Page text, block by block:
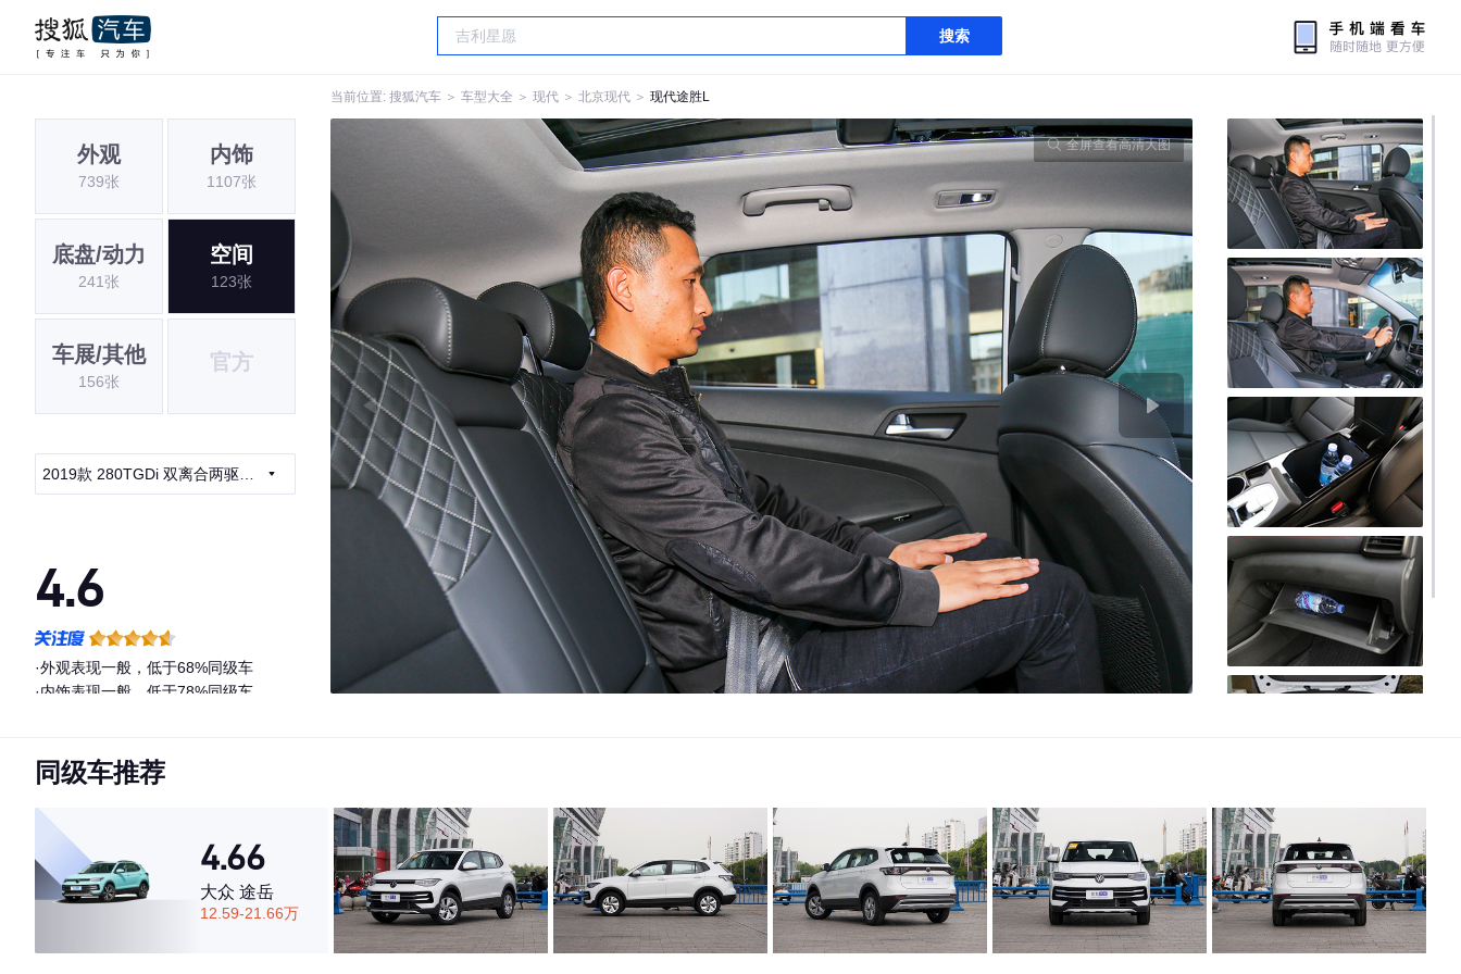
搜索
当前位置: 搜狐汽车 ＞ 车型大全 ＞ 现代 ＞ 北京现代 ＞ 现代途胜L
外观
739张
内饰
1107张
底盘/动力
241张
空间
123张
车展/其他
156张
官方
2019款 280TGDi 双离合两驱时
4.6
·外观表现一般，低于68%同级车
·内饰表现一般，低于78%同级车
全屏查看高清大图
同级车推荐
4.66
大众 途岳
12.59-21.66万